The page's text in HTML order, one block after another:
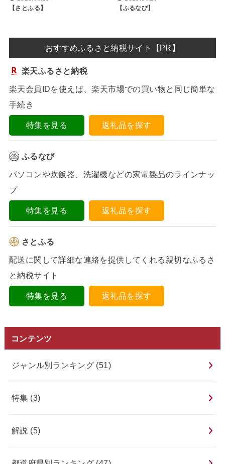
【さとふる】 【ふるなび】
おすすめふるさと納税サイト【PR】
楽天ふるさと納税
楽天会員IDを使えば、楽天市場での買い物と同じ簡単な
手続き
特集を見る 返礼品を探す
ふるなび
パソコンや炊飯器、洗濯機などの家電製品のラインナッ
プ
特集を見る 返礼品を探す
さとふる
配送に関して詳細な連絡を提供してくれる親切なふるさ
と納税サイト
特集を見る 返礼品を探す
コンテンツ
ジャンル別ランキング (51)
特集 (3)
解説 (5)